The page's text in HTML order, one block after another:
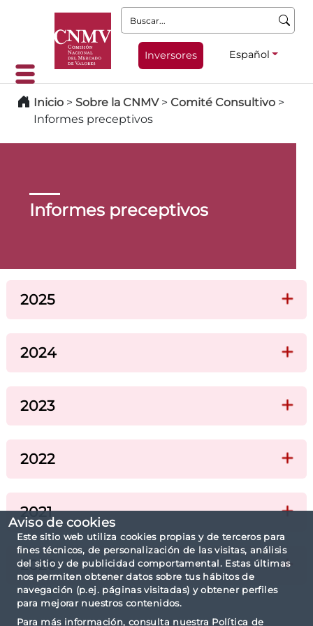
Aviso de cookies
Este sitio web utiliza cookies propias y de terceros para
fines técnicos, de personalización de las visitas, análisis
del sitio y de publicidad comportamental. Estas últimas
nos permiten obtener datos sobre tus hábitos de
navegación (p.ej. páginas visitadas) y obtener perfiles
para mejorar nuestros contenidos.
Para más información, consulta nuestra Política de
Buscar:
Inversores Español
Inicio > Sobre la CNMV> Comité Consultivo >
Informes preceptivos
Informes preceptivos
2025
2024
2023
2022
2021
2020